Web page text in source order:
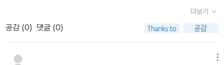
각 페이지에 작은 보물이 숨어 있다.우리 딸은 어쩜 이야기 보다 이 보
물 찾는 재미에 더 빠졌는지도 모르겠다.이제 본격적으로 힘센차사우
루스들의보물찾기 여행을 함께 떠나보자!열심히 일한 12대 힘센차사
우루스들이 보물 찾기 여행을 떠난다.너무나 밝은 표정들이다.보물을
더보기
공감 (0) 댓글 (0)